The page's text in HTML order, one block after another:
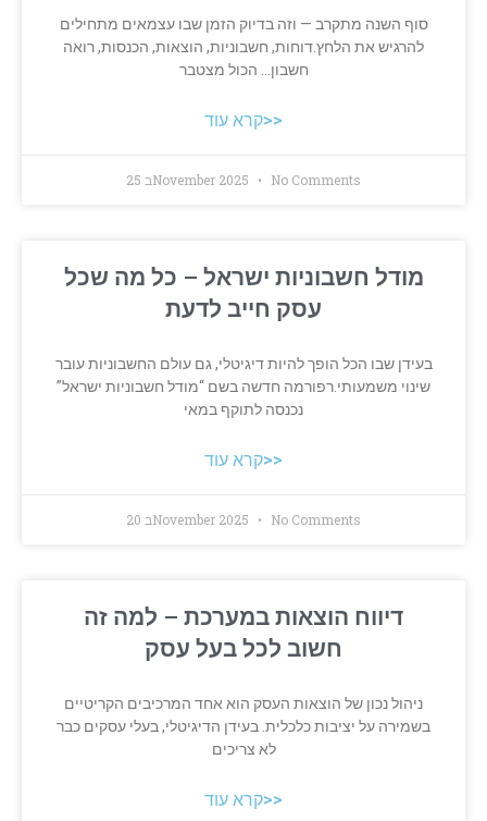
סוף השנה מתקרב — וזה בדיוק הזמן שבו עצמאים מתחילים
להרגיש את הלחץ.דוחות, חשבוניות, הוצאות, הכנסות, רואה
חשבון… הכול מצטבר
קרא עוד>>
25 בNovember 2025 No Comments
מודל חשבוניות ישראל – כל מה שכל
עסק חייב לדעת
בעידן שבו הכל הופך להיות דיגיטלי, גם עולם החשבוניות עובר
שינוי משמעותי.רפורמה חדשה בשם “מודל חשבוניות ישראל”
נכנסה לתוקף במאי
קרא עוד>>
20 בNovember 2025 No Comments
דיווח הוצאות במערכת – למה זה
חשוב לכל בעל עסק
ניהול נכון של הוצאות העסק הוא אחד המרכיבים הקריטיים
בשמירה על יציבות כלכלית. בעידן הדיגיטלי, בעלי עסקים כבר
לא צריכים
קרא עוד>>